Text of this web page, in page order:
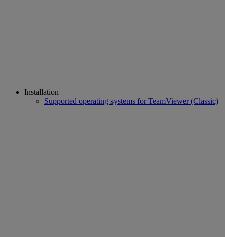
Installation
Supported operating systems for TeamViewer (Classic)